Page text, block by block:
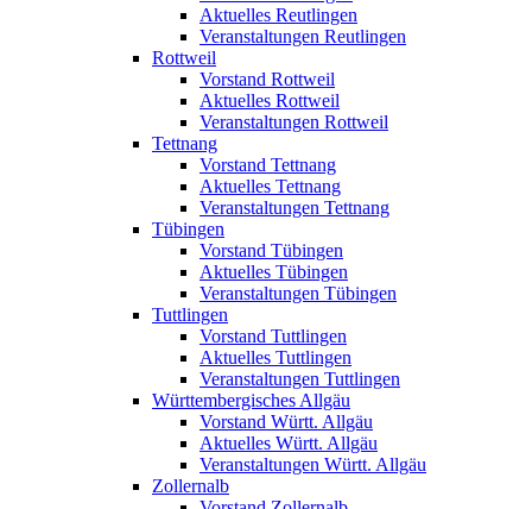
Aktuelles Reutlingen
Veranstaltungen Reutlingen
Rottweil
Vorstand Rottweil
Aktuelles Rottweil
Veranstaltungen Rottweil
Tettnang
Vorstand Tettnang
Aktuelles Tettnang
Veranstaltungen Tettnang
Tübingen
Vorstand Tübingen
Aktuelles Tübingen
Veranstaltungen Tübingen
Tuttlingen
Vorstand Tuttlingen
Aktuelles Tuttlingen
Veranstaltungen Tuttlingen
Württembergisches Allgäu
Vorstand Württ. Allgäu
Aktuelles Württ. Allgäu
Veranstaltungen Württ. Allgäu
Zollernalb